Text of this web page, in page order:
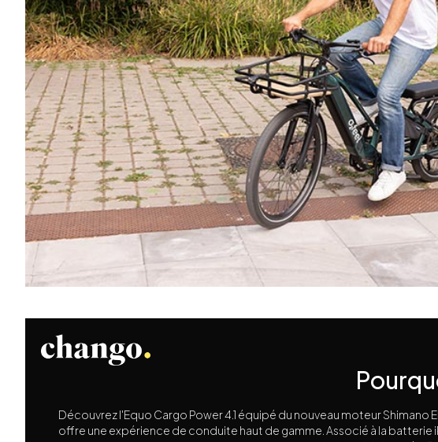
Découvrez l'Equo Cargo Power 4.1 équipé du nouveau moteur
offre une expérience de conduite haut de gamme. Associé à la